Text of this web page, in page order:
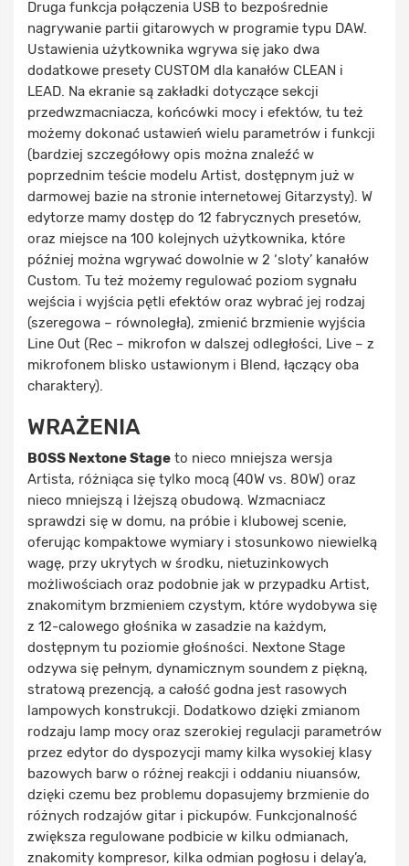
Druga funkcja połączenia USB to bezpośrednie
nagrywanie partii gitarowych w programie typu DAW.
Ustawienia użytkownika wgrywa się jako dwa
dodatkowe presety CUSTOM dla kanałów CLEAN i
LEAD. Na ekranie są zakładki dotyczące sekcji
przedwzmacniacza, końcówki mocy i efektów, tu też
możemy dokonać ustawień wielu parametrów i funkcji
(bardziej szczegółowy opis można znaleźć w
poprzednim teście modelu Artist, dostępnym już w
darmowej bazie na stronie internetowej Gitarzysty). W
edytorze mamy dostęp do 12 fabrycznych presetów,
oraz miejsce na 100 kolejnych użytkownika, które
później można wgrywać dowolnie w 2 ‘sloty’ kanałów
Custom. Tu też możemy regulować poziom sygnału
wejścia i wyjścia pętli efektów oraz wybrać jej rodzaj
(szeregowa – równoległa), zmienić brzmienie wyjścia
Line Out (Rec – mikrofon w dalszej odległości, Live – z
mikrofonem blisko ustawionym i Blend, łączący oba
charaktery).
WRAŻENIA
BOSS Nextone Stage to nieco mniejsza wersja
Artista, różniąca się tylko mocą (40W vs. 80W) oraz
nieco mniejszą i lżejszą obudową. Wzmacniacz
sprawdzi się w domu, na próbie i klubowej scenie,
oferując kompaktowe wymiary i stosunkowo niewielką
wagę, przy ukrytych w środku, nietuzinkowych
możliwościach oraz podobnie jak w przypadku Artist,
znakomitym brzmieniem czystym, które wydobywa się
z 12-calowego głośnika w zasadzie na każdym,
dostępnym tu poziomie głośności. Nextone Stage
odzywa się pełnym, dynamicznym soundem z piękną,
stratową prezencją, a całość godna jest rasowych
lampowych konstrukcji. Dodatkowo dzięki zmianom
rodzaju lamp mocy oraz szerokiej regulacji parametrów
przez edytor do dyspozycji mamy kilka wysokiej klasy
bazowych barw o różnej reakcji i oddaniu niuansów,
dzięki czemu bez problemu dopasujemy brzmienie do
różnych rodzajów gitar i pickupów. Funkcjonalność
zwiększa regulowane podbicie w kilku odmianach,
znakomity kompresor, kilka odmian pogłosu i delay’a,